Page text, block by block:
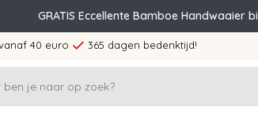
GRATIS Eccellente Bamboe Handwaaier
40 euro 365 dagen bedenktijd!